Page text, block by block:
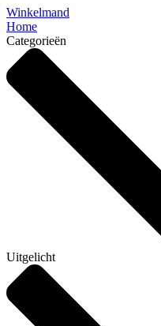
Winkelmand
Home
Categorieën
Uitgelicht